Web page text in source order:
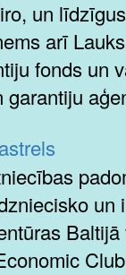
un
arī
fonds un
garantiju
un